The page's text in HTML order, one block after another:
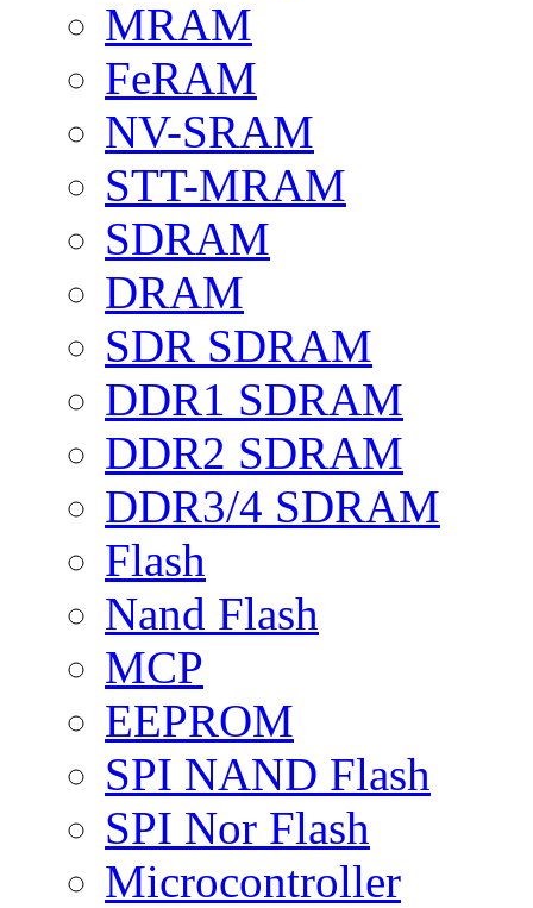
MRAM
FeRAM
NV-SRAM
STT-MRAM
SDRAM
DRAM
SDR SDRAM
DDR1 SDRAM
DDR2 SDRAM
DDR3/4 SDRAM
Flash
Nand Flash
MCP
EEPROM
SPI NAND Flash
SPI Nor Flash
Microcontroller